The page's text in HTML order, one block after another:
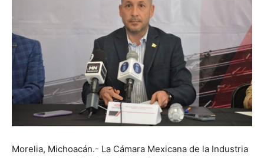
Morelia, Michoacán.- La Cámara Mexicana de la Industria